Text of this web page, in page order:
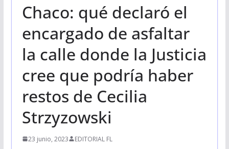
Chaco: qué declaró el
encargado de asfaltar
la calle donde la Justicia
cree que podría haber
restos de Cecilia
Strzyzowski
23 junio, 2023 EDITORIAL FL